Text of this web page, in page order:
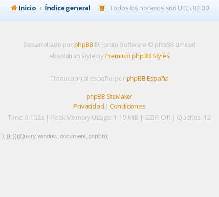
Inicio Índice general Todos los horarios son UTC+02:00
Desarrollado porphpBB® Forum Software © phpBB Limited
Absolution style by Premium phpBB Styles
Traducción al español porphpBB España
phpBB SiteMaker
Privacidad | Condiciones
Time: 0.102s | Peak Memory Usage: 1.19 MiB | GZIP: Off | Queries: 12
`); }); })(jQuery, window, document, phpbb);